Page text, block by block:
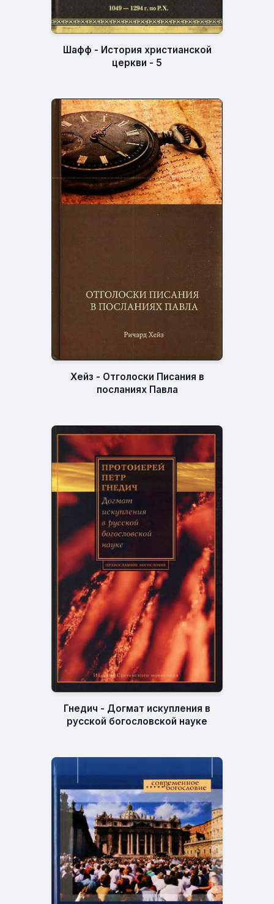
Шафф - История христианской
церкви - 5
Хейз - Отголоски Писания в
посланиях Павла
Гнедич - Догмат искупления в
русской богословской науке